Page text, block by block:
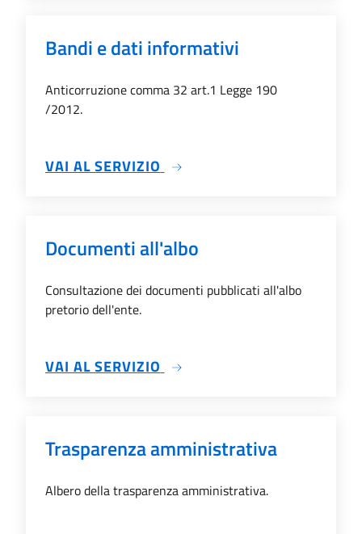
Bandi e dati informativi
Anticorruzione comma 32 art.1 Legge 190
/2012.
VAI AL SERVIZIO SU BANDI E DATI
Documenti all'albo
Consultazione dei documenti pubblicati all'albo
pretorio dell'ente.
VAI AL SERVIZIO SU DOCUMENTI ALL'ALBO
Trasparenza amministrativa
Albero della trasparenza amministrativa.